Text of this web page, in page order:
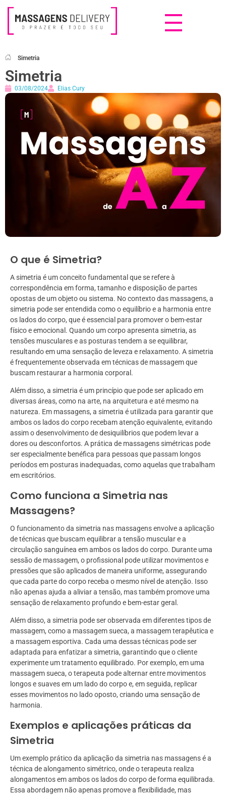
Simetria
Simetria
03/08/2024 Elias Cury
O que é Simetria?
A simetria é um conceito fundamental que se refere à
correspondência em forma, tamanho e disposição de partes
opostas de um objeto ou sistema. No contexto das massagens, a
simetria pode ser entendida como o equilíbrio e a harmonia entre
os lados do corpo, que é essencial para promover o bem-estar
físico e emocional. Quando um corpo apresenta simetria, as
tensões musculares e as posturas tendem a se equilibrar,
resultando em uma sensação de leveza e relaxamento. A simetria
é frequentemente observada em técnicas de massagem que
buscam restaurar a harmonia corporal.
Além disso, a simetria é um princípio que pode ser aplicado em
diversas áreas, como na arte, na arquitetura e até mesmo na
natureza. Em massagens, a simetria é utilizada para garantir que
ambos os lados do corpo recebam atenção equivalente, evitando
assim o desenvolvimento de desiquilíbrios que podem levar a
dores ou desconfortos. A prática de massagens simétricas pode
ser especialmente benéfica para pessoas que passam longos
períodos em posturas inadequadas, como aquelas que trabalham
em escritórios.
Como funciona a Simetria nas
Massagens?
O funcionamento da simetria nas massagens envolve a aplicação
de técnicas que buscam equilibrar a tensão muscular e a
circulação sanguínea em ambos os lados do corpo. Durante uma
sessão de massagem, o profissional pode utilizar movimentos e
pressões que são aplicados de maneira uniforme, assegurando
que cada parte do corpo receba o mesmo nível de atenção. Isso
não apenas ajuda a aliviar a tensão, mas também promove uma
sensação de relaxamento profundo e bem-estar geral.
Além disso, a simetria pode ser observada em diferentes tipos de
massagem, como a massagem sueca, a massagem terapêutica e
a massagem esportiva. Cada uma dessas técnicas pode ser
adaptada para enfatizar a simetria, garantindo que o cliente
experimente um tratamento equilibrado. Por exemplo, em uma
massagem sueca, o terapeuta pode alternar entre movimentos
longos e suaves em um lado do corpo e, em seguida, replicar
esses movimentos no lado oposto, criando uma sensação de
harmonia.
Exemplos e aplicações práticas da
Simetria
Um exemplo prático da aplicação da simetria nas massagens é a
técnica de alongamento simétrico, onde o terapeuta realiza
alongamentos em ambos os lados do corpo de forma equilibrada.
Essa abordagem não apenas promove a flexibilidade, mas